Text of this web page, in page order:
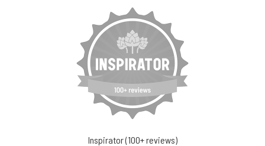
Inspirator (100+ reviews)